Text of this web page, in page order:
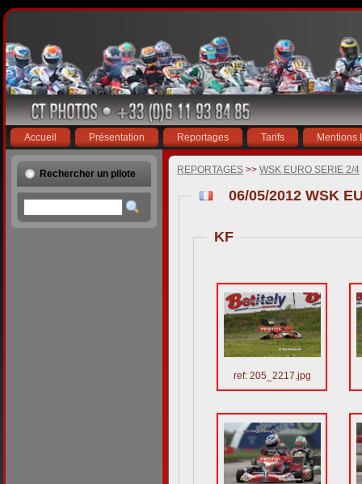
Accueil Présentation Reportages Tarifs Mentions
Rechercher un pilote REPORTAGES >> WSK EURO SERIE 2/4
06/05/2012 WSK
KF
ref: 205_2217.jpg